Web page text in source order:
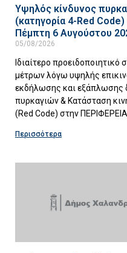
Υψηλός κίνδυνος
(κατηγορία 4-Red Code)
Πέμπτη 6 Αυγούστου
05/08/2026
Ιδιαίτερο
μέτρων λόγω υψηλής
εκδήλωσης και εξάπλωσης
πυρκαγιών & Κατάσταση
(Red Code) στην ΠΕΡΙΦΕΡΕΙΑ
Περισσότερα